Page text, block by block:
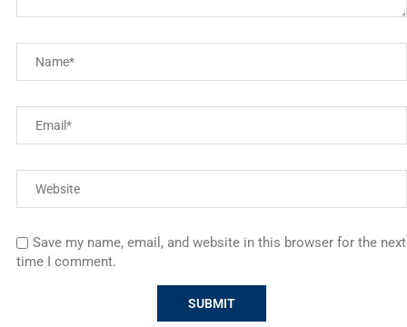
Save my name, email, and website in this browser for the next
time I comment.